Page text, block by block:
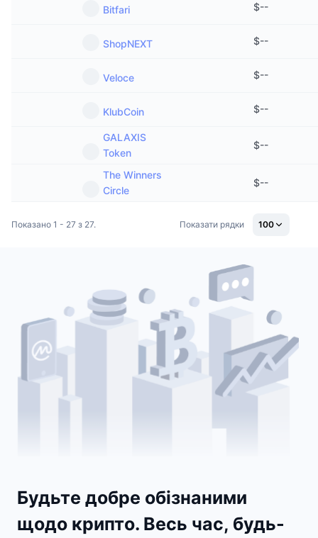
Календар Подій
Bitfari $--
ShopNEXT $--
Veloce $--
KlubCoin $--
GALAXIS
Token
$--
The Winners
Circle
$--
Показано 1 - 27 з 27. Показати рядки 100
Будьте добре обізнаними
щодо крипто. Весь час, будь-